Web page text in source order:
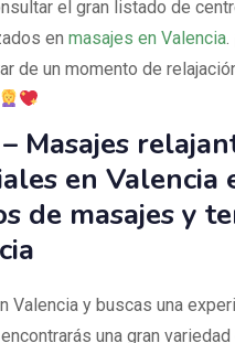
el gran listado de
en masajes en Valencia.
de un momento de
Masajes
en Valencia
de masajes y
Valencia y buscas una
una gran